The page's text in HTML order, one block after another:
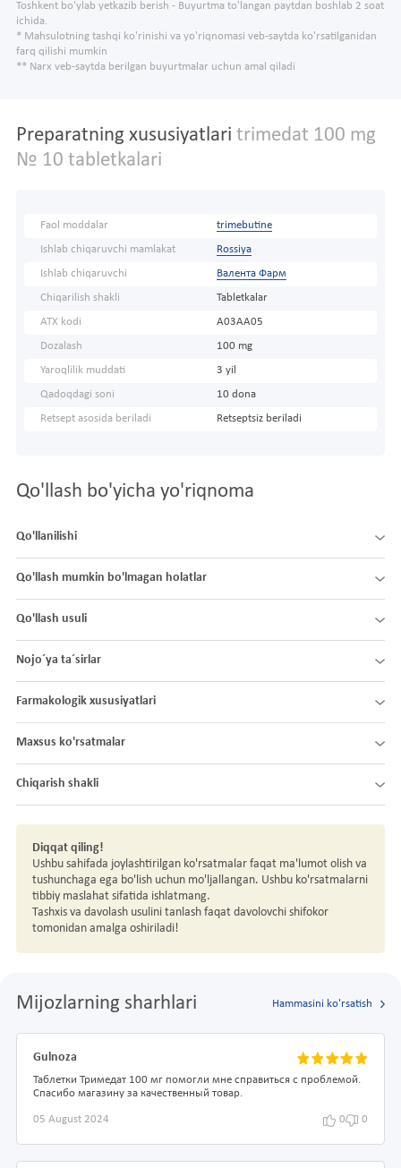
Toshkent bo'ylab yetkazib berish - Buyurtma to'langan paytdan boshlab 2 soat
ichida.
* Mahsulotning tashqi ko'rinishi va yo'riqnomasi veb-saytda ko'rsatilganidan
farq qilishi mumkin
** Narx veb-saytda berilgan buyurtmalar uchun amal qiladi
Preparatning xususiyatlari trimedat 100 mg
№ 10 tabletkalari
Faol moddalar trimebutine
Ishlab chiqaruvchi mamlakat Rossiya
Ishlab chiqaruvchi Валента Фарм
Chiqarilish shakli Tabletkalar
ATX kodi A03AA05
Dozalash 100 mg
Yaroqlilik muddati 3 yil
Qadoqdagi soni 10 dona
Retsept asosida beriladi Retseptsiz beriladi
Qo'llash bo'yicha yo'riqnoma
Qo'llanilishi
Qo'llash mumkin bo'lmagan holatlar
Qo'llash usuli
Nojo´ya ta´sirlar
Farmakologik xususiyatlari
Maxsus ko'rsatmalar
Chiqarish shakli
Diqqat qiling!
Ushbu sahifada joylashtirilgan ko'rsatmalar faqat ma'lumot olish va
tushunchaga ega bo'lish uchun mo'ljallangan. Ushbu ko'rsatmalarni
tibbiy maslahat sifatida ishlatmang.
Tashxis va davolash usulini tanlash faqat davolovchi shifokor
tomonidan amalga oshiriladi!
Mijozlarning sharhlari Hammasini ko'rsatish
Gulnoza
Таблетки Тримедат 100 мг помогли мне справиться с проблемой.
Спасибо магазину за качественный товар.
05 August 2024 0 0